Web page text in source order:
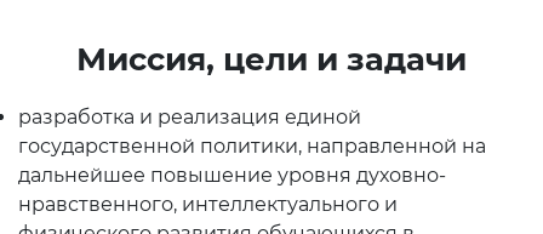
Контакты
Международные
отношения
Планы проведения
открытых заседаний
Миссия, цели и задачи
разработка и реализация единой
государственной политики, направленной на
дальнейшее повышение уровня духовно-
нравственного, интеллектуального и